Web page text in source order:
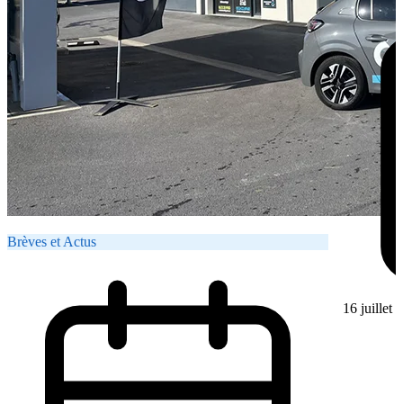
Brèves et Actus
16 juillet